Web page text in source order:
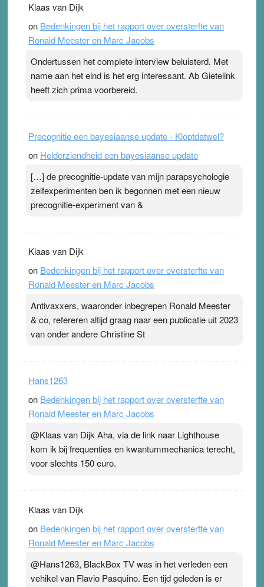
topsporters. Ze hopen ermee hun hartslag te verlagen
terwijl ze meer zuurstof opnemen. Daarop heeft zo’n
pleister geen effect. Maar het gevoel ‘makkelijker te
Pleisterplakkers in de topspsort ›[...]
Klaas van Dijk
on Bedenkingen bij het rapport over oversterfte van
Ronald Meester en Marc Jacobs
Ondertussen het complete interview beluisterd. Met
name aan het eind is het erg interessant. Ab Gietelink
heeft zich prima voorbereid.
Precognitie een bayesiaanse update - Kloptdatwel?
on Helderziendheid een bayesiaanse update
[…] de precognitie-update van mijn parapsychologie
zelfexperimenten ben ik begonnen met een nieuw
precognitie-experiment van &
Klaas van Dijk
on Bedenkingen bij het rapport over oversterfte van
Ronald Meester en Marc Jacobs
Antivaxxers, waaronder inbegrepen Ronald Meester
& co, refereren altijd graag naar een publicatie uit 2023
van onder andere Christine St
Hans1263
on Bedenkingen bij het rapport over oversterfte van
Ronald Meester en Marc Jacobs
@Klaas van Dijk Aha, via de link naar Lighthouse
kom ik bij frequenties en kwantummechanica terecht,
voor slechts 150 euro.
Klaas van Dijk
on Bedenkingen bij het rapport over oversterfte van
Ronald Meester en Marc Jacobs
@Hans1263, BlackBox TV was in het verleden een
vehikel van Flavio Pasquino. Een tijd geleden is er